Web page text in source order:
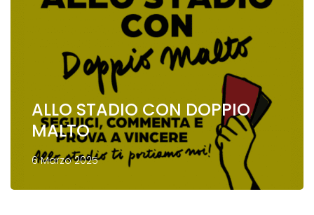
ALLO STADIO CON DOPPIO
MALTO
6 Marzo 2025